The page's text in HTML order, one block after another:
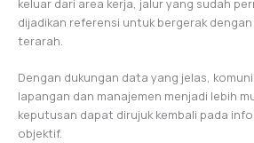
keluar dari area kerja, jalur yang sudah
dijadikan referensi untuk bergerak
terarah.
Dengan dukungan data yang jelas,
lapangan dan manajemen menjadi lebih
keputusan dapat dirujuk kembali pada
objektif.